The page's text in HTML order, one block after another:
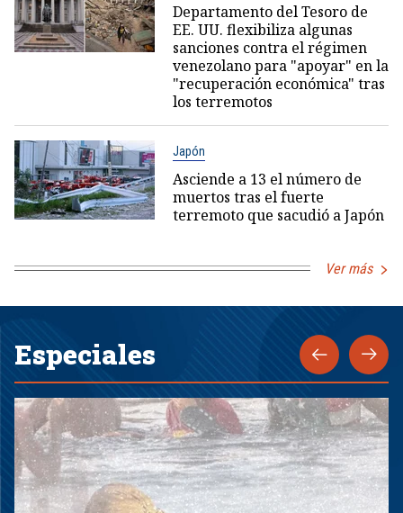
Departamento del Tesoro de
EE. UU. flexibiliza algunas
sanciones contra el régimen
venezolano para "apoyar" en la
"recuperación económica" tras
los terremotos
Japón
Asciende a 13 el número de
muertos tras el fuerte
terremoto que sacudió a Japón
Ver más
Especiales